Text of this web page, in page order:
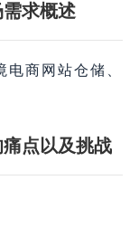
求概述
点以及挑战